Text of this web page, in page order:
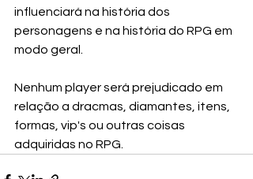
influenciará na história dos
personagens e na história do RPG em
modo geral.
Nenhum player será prejudicado em
relação a dracmas, diamantes, itens,
formas, vip's ou outras coisas
adquiridas no RPG.